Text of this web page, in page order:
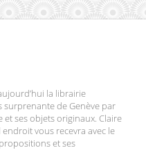
la librairie
de Genève par
ses objets originaux. Claire
vous recevra avec le
et ses